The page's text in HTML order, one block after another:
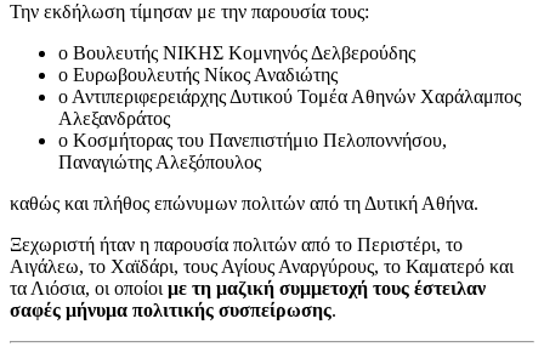
Την εκδήλωση τίμησαν με την παρουσία τους:
ο Βουλευτής ΝΙΚΗΣ Κομνηνός Δελβερούδης
ο Ευρωβουλευτής Νίκος Αναδιώτης
ο Αντιπεριφερειάρχης Δυτικού Τομέα Αθηνών Χαράλαμπος
Αλεξανδράτος
ο Κοσμήτορας του Πανεπιστήμιο Πελοποννήσου,
Παναγιώτης Αλεξόπουλος
καθώς και πλήθος επώνυμων πολιτών από τη Δυτική Αθήνα.
Ξεχωριστή ήταν η παρουσία πολιτών από το Περιστέρι, το
Αιγάλεω, το Χαϊδάρι, τους Αγίους Αναργύρους, το Καματερό και
τα Λιόσια, οι οποίοι με τη μαζική συμμετοχή τους έστειλαν
σαφές μήνυμα πολιτικής συσπείρωσης.